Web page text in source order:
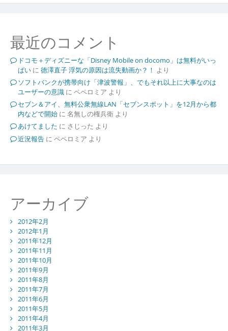
最近のコメント
ドコモ＋ディズニーな「Disney Mobile on docomo」は無料がいっ
ぱいに 徳澤直子 浮気の原因は流失動画か？！ より
ソフトバンクが携帯向け「津波警報」、でもそれ以上に大事なのは
ユーザーの意識に ペペロミア より
セブン＆アイ、無料公衆無線LAN「セブンスポット」を12月から都
内などで開始に 名無しの権兵衛より
あけてました に さじった より
近況報告に ペペロミア より
アーカイブ
2012年2月
2012年1月
2011年12月
2011年11月
2011年10月
2011年9月
2011年8月
2011年7月
2011年6月
2011年5月
2011年4月
2011年3月